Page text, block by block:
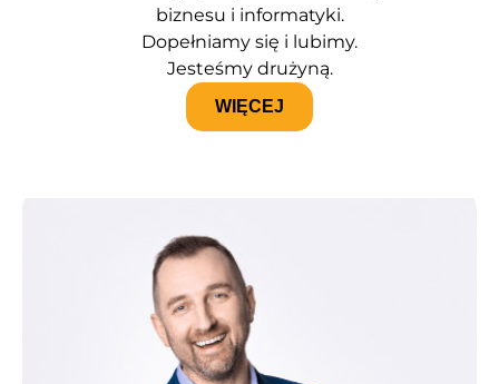
biznesu i informatyki.
Dopełniamy się i lubimy.
Jesteśmy drużyną.
WIĘCEJ